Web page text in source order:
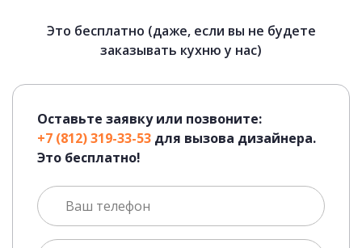
Это бесплатно (даже, если вы не будете
заказывать кухню у нас)
Оставьте заявку или позвоните:
+7 (812) 319-33-53 для вызова дизайнера.
Это бесплатно!